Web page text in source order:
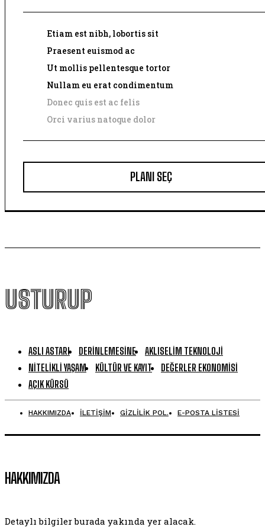
Etiam est nibh, lobortis sit
Praesent euismod ac
Ut mollis pellentesque tortor
Nullam eu erat condimentum
Donec quis est ac felis
Orci varius natoque dolor
PLANI SEÇ
USTURUP
ASLI ASTARI DERINLEMESINE
AKLISELIM TEKNOLOJI
NITELIKLI YAŞAM
KÜLTÜR VE KAYIT
DEĞERLER EKONOMISI
AÇIK KÜRSÜ
HAKKIMIZDA İLETİŞİM GİZLİLİK POL. E-POSTA LİSTESİ
HAKKIMIZDA
Detaylı bilgiler burada yakında yer alacak.